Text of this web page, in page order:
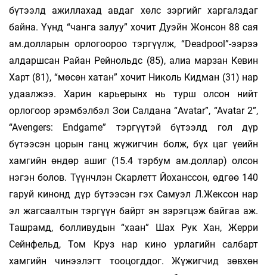
бүтээлд ажиллахад авдаг хөлс зэргийг харгалздаг
байна. Үүнд “чанга залуу” хочит Дуэйн Жонсон 88 сая
ам.долларын орлогоороо тэргүүлж, “Deadpool”-ээрээ
алдаршсан Райан Рейнольдс (85), алиа марзан Кевин
Харт (81), “мөсөн хатан” хочит Николь Кидман (31) нар
удаалжээ. Харин карьерынх нь турш олсон нийт
орлогоор эрэмбэлбэл Зои Салдана “Avatar”, “Avatar 2”,
“Avengers: Endgame” тэргүүтэй бүтээлд гол дүр
бүтээсэн цорын ганц жүжигчин болж, бүх цаг үеийн
хамгийн өндөр ашиг (15.4 тэрбум ам.доллар) олсон
нэгэн болов. Түүнчлэн Скарлетт Йоханссон, өдгөө 140
гаруй кинонд дүр бүтээсэн гэх Самуэл Л.Жексон нар
эл жагсаалтын тэргүүн байрт эн зэрэгцэж байгаа аж.
Ташрамд, болливудын “хаан” Шах Рук Хан, Жерри
Сейнфельд, Том Круз нар кино урлагийн салбарт
хамгийн чинээлэгт тооцогддог. Жүжигчид зөвхөн